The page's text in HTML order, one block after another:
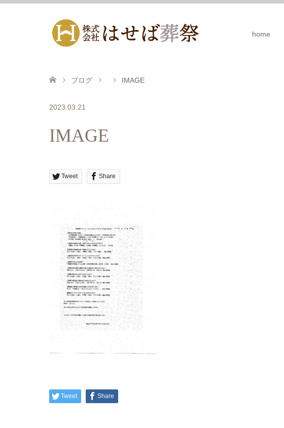
home
ブログ IMAGE
2023.03.21
IMAGE
Tweet Share
Tweet Share